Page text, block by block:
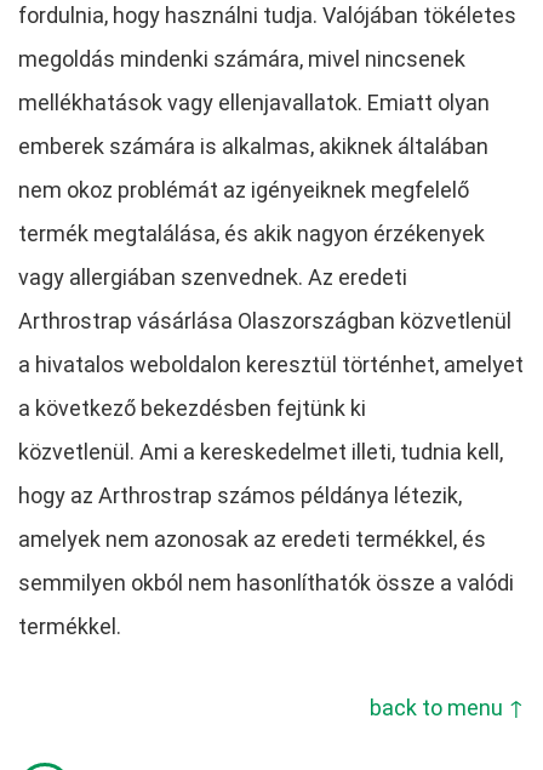
fordulnia, hogy használni tudja. Valójában tökéletes
megoldás mindenki számára, mivel nincsenek
mellékhatások vagy ellenjavallatok. Emiatt olyan
emberek számára is alkalmas, akiknek általában
nem okoz problémát az igényeiknek megfelelő
termék megtalálása, és akik nagyon érzékenyek
vagy allergiában szenvednek. Az eredeti
Arthrostrap vásárlása Olaszországban közvetlenül
a hivatalos weboldalon keresztül történhet, amelyet
a következő bekezdésben fejtünk ki
közvetlenül. Ami a kereskedelmet illeti, tudnia kell,
hogy az Arthrostrap számos példánya létezik,
amelyek nem azonosak az eredeti termékkel, és
semmilyen okból nem hasonlíthatók össze a valódi
termékkel.
back to menu ↑